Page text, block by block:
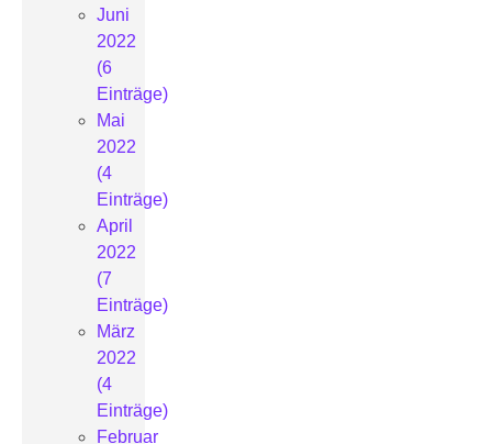
Juni
2022
(6
Einträge)
Mai
2022
(4
Einträge)
April
2022
(7
Einträge)
März
2022
(4
Einträge)
Februar